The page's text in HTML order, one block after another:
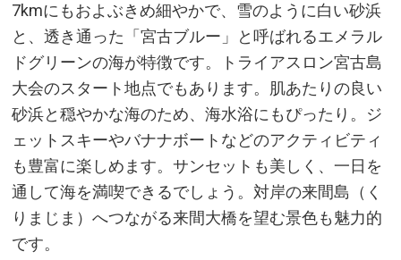
600余年の伝統“宮古上布”が手に
入る「宮古島市伝統工芸品センタ
ー」
宮古島産野菜やフルーツを直売
「ファーマーズマーケットみやこ
「あたらす市場」」
普段着のまま海底へ、ありのまま
を観察する海の世界「宮古島海中
7kmにもおよぶきめ細やかで、雪のように白い砂浜
と、透き通った「宮古ブルー」と呼ばれるエメラル
ドグリーンの海が特徴です。トライアスロン宮古島
大会のスタート地点でもあります。肌あたりの良い
砂浜と穏やかな海のため、海水浴にもぴったり。ジ
ェットスキーやバナナボートなどのアクティビティ
も豊富に楽しめます。サンセットも美しく、一日を
通して海を満喫できるでしょう。対岸の来間島（く
りまじま）へつながる来間大橋を望む景色も魅力的
です。